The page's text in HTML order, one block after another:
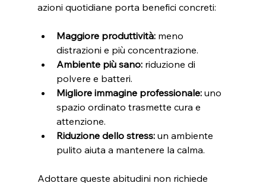
azioni quotidiane porta benefici concreti:
Maggiore produttività: meno
distrazioni e più concentrazione.
Ambiente più sano: riduzione di
polvere e batteri.
Migliore immagine professionale: uno
spazio ordinato trasmette cura e
attenzione.
Riduzione dello stress: un ambiente
pulito aiuta a mantenere la calma.
Adottare queste abitudini non richiede